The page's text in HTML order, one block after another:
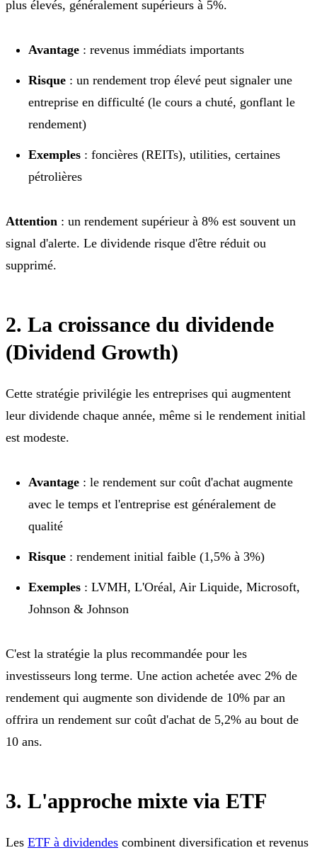
plus élevés, généralement supérieurs à 5%.
Avantage : revenus immédiats importants
Risque : un rendement trop élevé peut signaler une
entreprise en difficulté (le cours a chuté, gonflant le
rendement)
Exemples : foncières (REITs), utilities, certaines
pétrolières
Attention : un rendement supérieur à 8% est souvent un
signal d'alerte. Le dividende risque d'être réduit ou
supprimé.
2. La croissance du dividende
(Dividend Growth)
Cette stratégie privilégie les entreprises qui augmentent
leur dividende chaque année, même si le rendement initial
est modeste.
Avantage : le rendement sur coût d'achat augmente
avec le temps et l'entreprise est généralement de
qualité
Risque : rendement initial faible (1,5% à 3%)
Exemples : LVMH, L'Oréal, Air Liquide, Microsoft,
Johnson & Johnson
C'est la stratégie la plus recommandée pour les
investisseurs long terme. Une action achetée avec 2% de
rendement qui augmente son dividende de 10% par an
offrira un rendement sur coût d'achat de 5,2% au bout de
10 ans.
3. L'approche mixte via ETF
Les ETF à dividendes combinent diversification et revenus